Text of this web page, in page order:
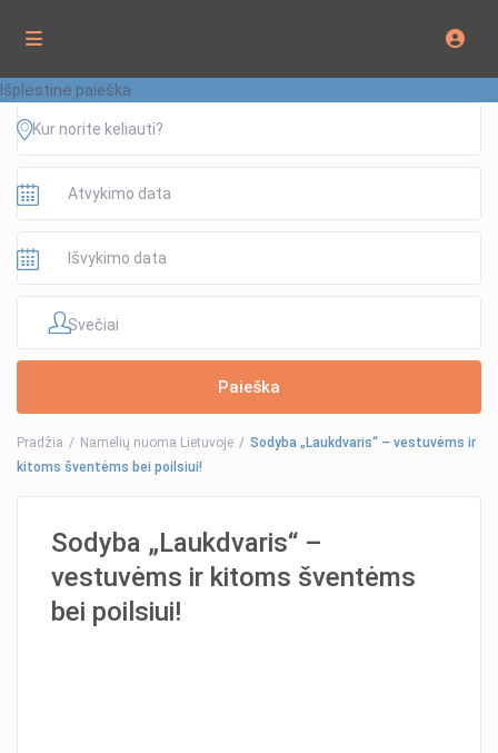
Išplėstinė paieška
Svečiai
Pradžia Namelių nuoma Lietuvoje
Sodyba „Laukdvaris“ – vestuvėms ir
kitoms šventėms bei poilsiui!
Sodyba „Laukdvaris“ –
vestuvėms ir kitoms šventėms
bei poilsiui!